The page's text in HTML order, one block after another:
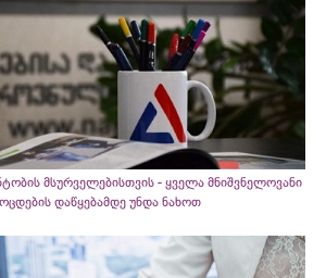
მსურველებისთვის - ყველა მნიშვნელოვანი
დაწყებამდე უნდა ნახოთ